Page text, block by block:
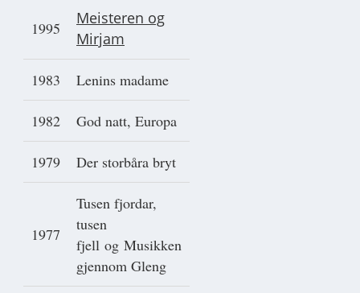
1995
Meisteren og
Mirjam
1983 Lenins madame
1982 God natt, Europa
1979 Der storbåra bryt
1977
Tusen fjordar,
tusen
fjell og Musikken
gjennom Gleng